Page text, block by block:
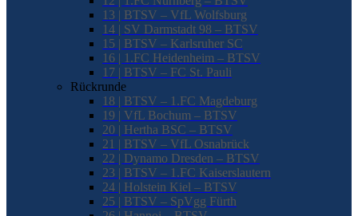
13 | BTSV – VfL Wolfsburg
14 | SV Darmstadt 98 – BTSV
15 | BTSV – Karlsruher SC
16 | 1.FC Heidenheim – BTSV
17 | BTSV – FC St. Pauli
Rückrunde
18 | BTSV – 1.FC Magdeburg
19 | VfL Bochum – BTSV
20 | Hertha BSC – BTSV
21 | BTSV – VfL Osnabrück
22 | Dynamo Dresden – BTSV
23 | BTSV – 1.FC Kaiserslautern
24 | Holstein Kiel – BTSV
25 | BTSV – SpVgg Fürth